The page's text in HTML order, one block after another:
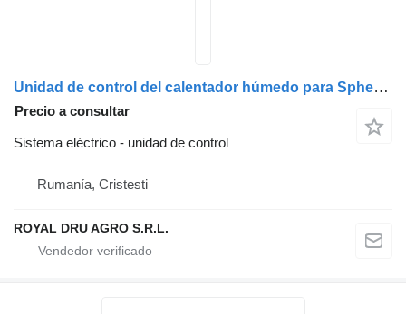
Unidad de control del calentador húmedo para Spheros SG 1585/24V camión
Precio a consultar
Sistema eléctrico - unidad de control
Rumanía, Cristesti
ROYAL DRU AGRO S.R.L.